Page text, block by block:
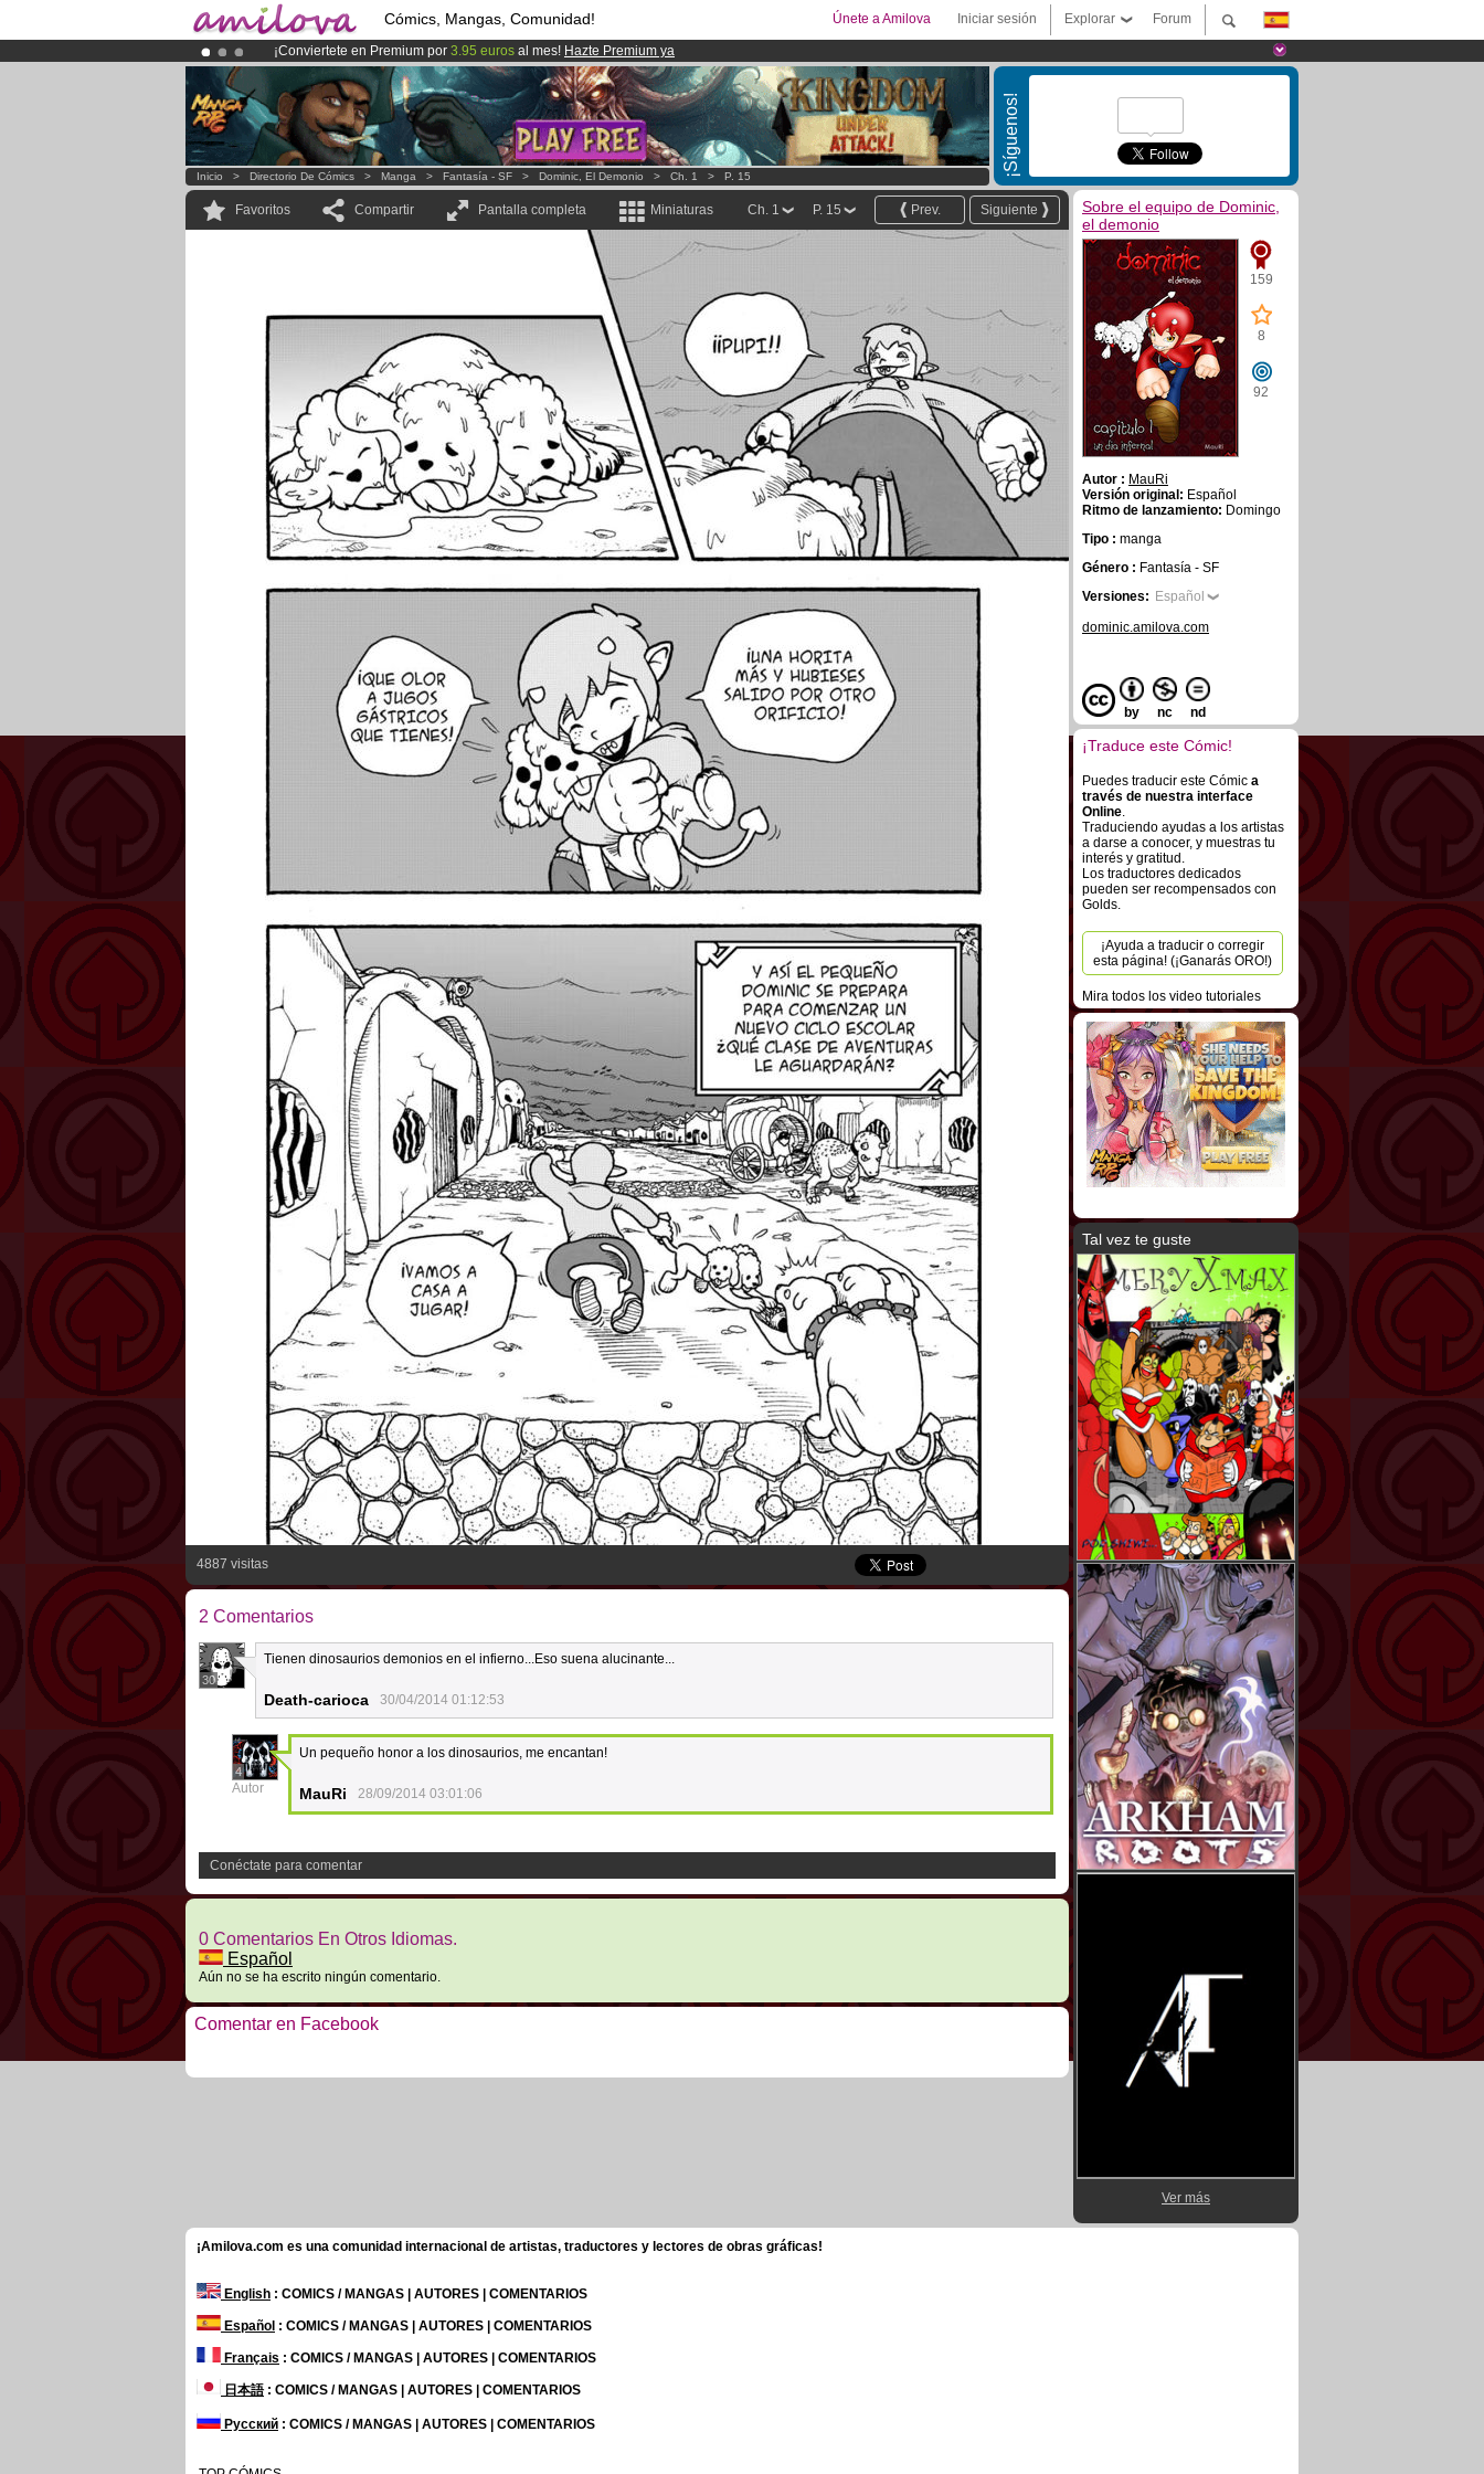
Cómics, Mangas, Comunidad! Forum
Explorar
Iniciar sesión
Únete a Amilova
¡Conviertete en Premium por 3.95 euros al mes! Hazte Premium ya
¡Ya tenemos 134393miembrosy 1208Cómics y Mangas!.
El Kickstarter Amilova está desormado lanzado!.
¡Síguenos!
Inicio > Directorio De Cómics > Manga > Fantasía - SF > Dominic, El Demonio > Ch. 1 > P. 15
Favoritos Compartir Pantalla completa Miniaturas Siguiente
Prev.
P. 15
Ch. 1
4887 visitas
2 Comentarios
30
Tienen dinosaurios demonios en el infierno...Eso suena alucinante...
Death-carioca 30/04/2014 01:12:53
4
Autor
Un pequeño honor a los dinosaurios, me encantan!
MauRi 28/09/2014 03:01:06
Conéctate para comentar
0 Comentarios En Otros Idiomas.
Español
Aún no se ha escrito ningún comentario.
Comentar en Facebook
Sobre el equipo de Dominic,
el demonio
159
8
92
Autor : MauRi
Versión original: Español
Ritmo de lanzamiento: Domingo
Tipo : manga
Género : Fantasía - SF
Versiones: Español
dominic.amilova.com
by nc nd
¡Traduce este Cómic!
Puedes traducir este Cómic a
través de nuestra interface
Online.
Traduciendo ayudas a los artistas
a darse a conocer, y muestras tu
interés y gratitud.
Los traductores dedicados
pueden ser recompensados con
Golds.
¡Ayuda a traducir o corregir
esta página! (¡Ganarás ORO!)
Mira todos los video tutoriales
Tal vez te guste
Ver más
¡Amilova.com es una comunidad internacional de artistas, traductores y lectores de obras gráficas!
English : COMICS / MANGAS | AUTORES | COMENTARIOS
Español : COMICS / MANGAS | AUTORES | COMENTARIOS
Français : COMICS / MANGAS | AUTORES | COMENTARIOS
日本語: COMICS / MANGAS | AUTORES | COMENTARIOS
Русский : COMICS / MANGAS | AUTORES | COMENTARIOS